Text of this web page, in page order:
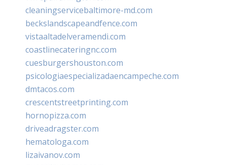
cleaningservicebaltimore-md.com
beckslandscapeandfence.com
vistaaltadelveramendi.com
coastlinecateringnc.com
cuesburgershouston.com
psicologiaespecializadaencampeche.com
dmtacos.com
crescentstreetprinting.com
hornopizza.com
driveadragster.com
hematologa.com
lizaivanov.com